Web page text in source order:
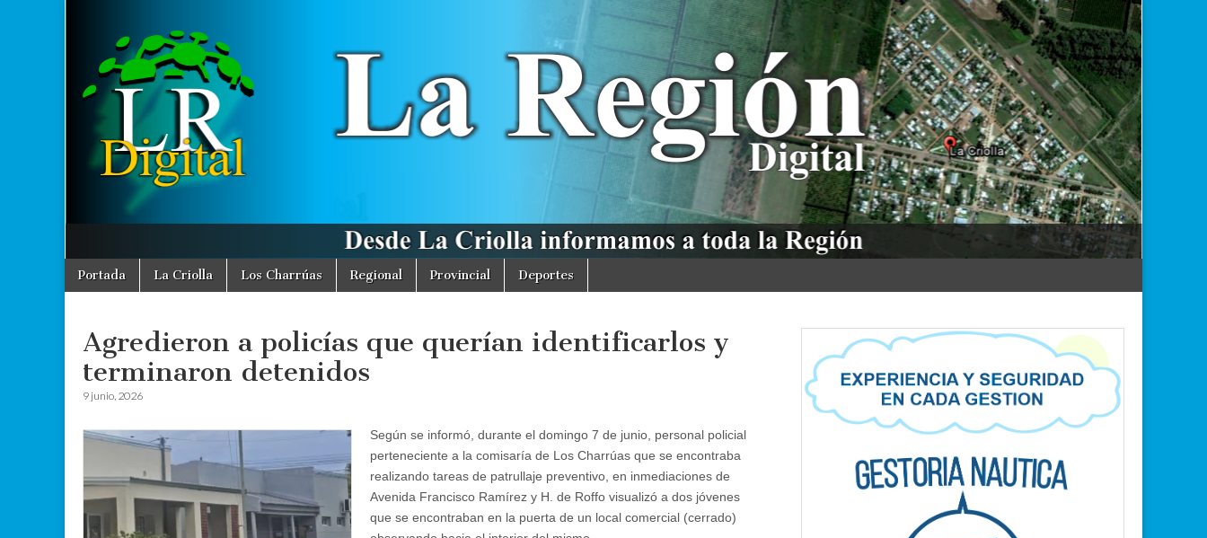
La
Región
Digital
Desde La
Criolla
informamos
a toda la
Región
Main
menu
Skip
Portada La Criolla Los Charrúas Regional Provincial Deportes
Agredieron a policías que querían identificarlos y
terminaron detenidos
9 junio, 2026
Según se informó, durante el domingo 7 de junio, personal policial
perteneciente a la comisaría de Los Charrúas que se encontraba
realizando tareas de patrullaje preventivo, en inmediaciones de
Avenida Francisco Ramírez y H. de Roffo visualizó a dos jóvenes
que se encontraban en la puerta de un local comercial (cerrado)